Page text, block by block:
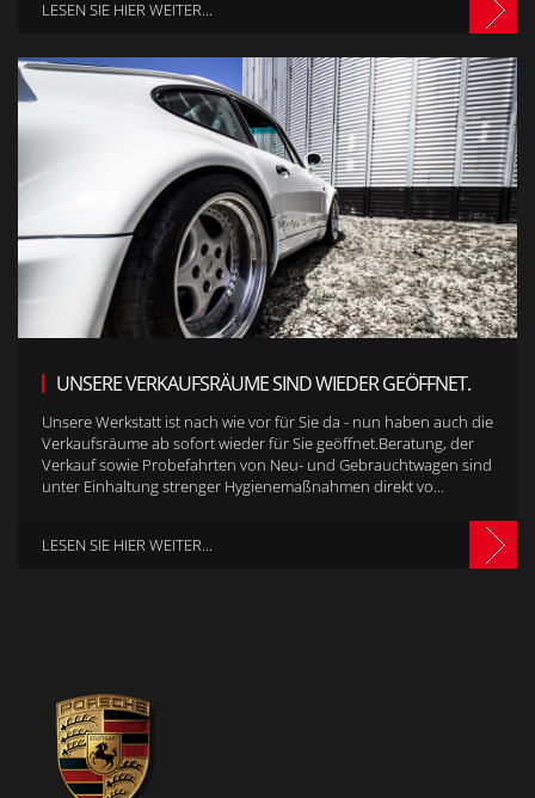
LESEN SIE HIER WEITER...
UNSERE VERKAUFSRÄUME SIND WIEDER GEÖFFNET.
Unsere Werkstatt ist nach wie vor für Sie da - nun haben auch die
Verkaufsräume ab sofort wieder für Sie geöffnet.Beratung, der
Verkauf sowie Probefahrten von Neu- und Gebrauchtwagen sind
unter Einhaltung strenger Hygienemaßnahmen direkt vo...
LESEN SIE HIER WEITER...